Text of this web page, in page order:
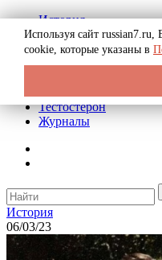
История
Биография
Криминал
Реклама на сайте
Тестостерон
Журналы
История
06/03/23
Используя сайт russian7.ru,
cookie, которые указаны в